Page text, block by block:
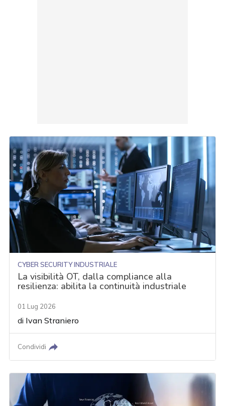
CYBER SECURITY INDUSTRIALE
La visibilità OT, dalla compliance alla
resilienza: abilita la continuità industriale
01 Lug 2026
di Ivan Straniero
Condividi